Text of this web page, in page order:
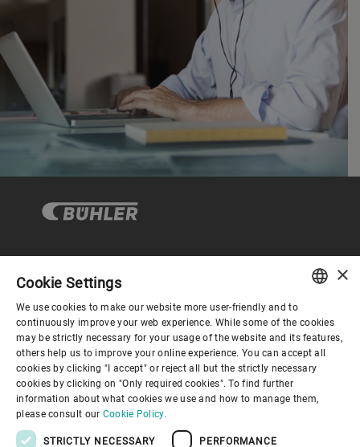
企业与合规
关于布勒
联系我们
ENGLISH
SPANISH
GERMAN
FRENCH
×
Cookie Settings
We use cookies to make our website more user-friendly and to
continuously improve your web experience. While some of the cookies
may be strictly necessary for your usage of the website and its features,
others help us to improve your online experience. You can accept all
cookies by clicking "I accept" or reject all but the strictly necessary
cookies by clicking on "Only required cookies". To find further
information about what cookies we use and how to manage them,
please consult our Cookie Policy.
STRICTLY NECESSARY PERFORMANCE